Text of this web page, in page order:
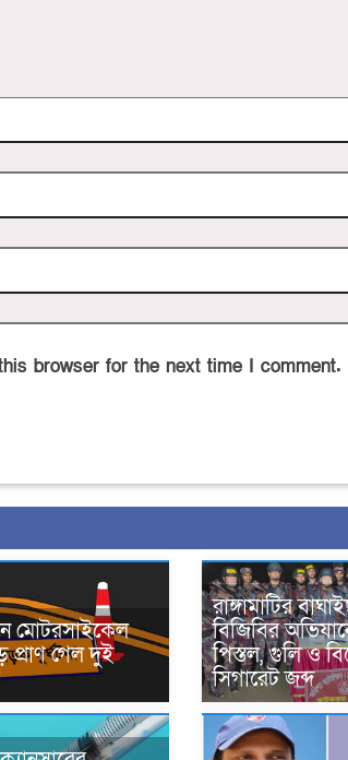
browser for the next time I comment.
মোটরসাইকেল
প্রাণ গেল দুই
রাঙ্গামাটির
বিজিবির
পিস্তল, গুলি ও
সিগারেট জব্দ